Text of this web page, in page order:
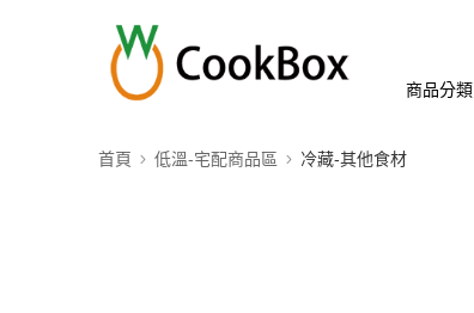
商品分類
首頁 低溫-宅配商品區 冷藏-其他食材